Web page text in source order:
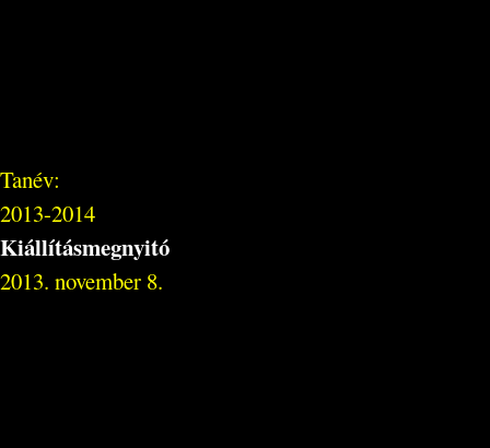
Tanév:
2013-2014
Kiállításmegnyitó
2013. november 8.